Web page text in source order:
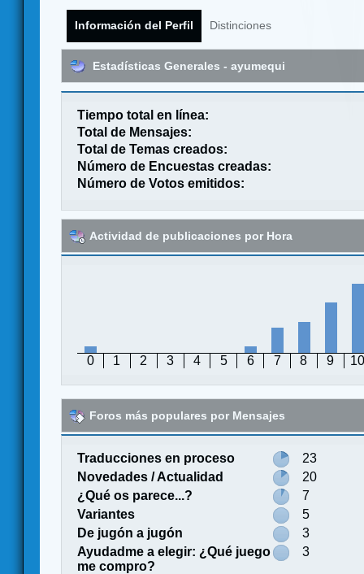
Información del Perfil Distinciones
Estadísticas Generales - ayumequi
Tiempo total en línea:
Total de Mensajes:
Total de Temas creados:
Número de Encuestas creadas:
Número de Votos emitidos:
Actividad de publicaciones por Hora
0 1 2 3 4 5 6 7 8 9 10
Foros más populares por Mensajes
Traducciones en proceso
23
Novedades / Actualidad
20
¿Qué os parece...?
7
Variantes
5
De jugón a jugón
3
Ayudadme a elegir: ¿Qué juego
me compro?
3